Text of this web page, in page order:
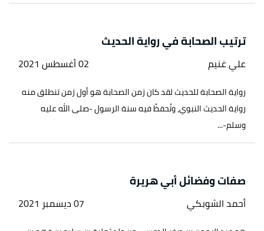
ترتيب الصحابة في رواية الحديث
علي غنيم 02 أغسطس 2021
رواية الصحابة للحديث لقد كان زمن الصحابة هو أول زمن تنطلق منه
رواية الحديث النبوي، وتُحفظُ فيه سنة الرسول -صلى الله عليه
وسلم-...
صفات وفضائل أبي هريرة
أحمد الشوبكي 07 ديسمبر 2021